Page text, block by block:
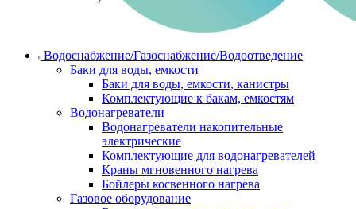
Водоснабжение/Газоснабжение/Водоотведение
Баки для воды, емкости
Баки для воды, емкости, канистры
Комплектующие к бакам, емкостям
Водонагреватели
Водонагреватели накопительные
электрические
Комплектующие для водонагревателей
Краны мгновенного нагрева
Бойлеры косвенного нагрева
Газовое оборудование